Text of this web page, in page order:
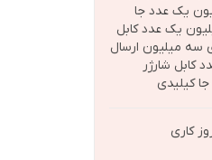
یک عدد جا
یک عدد کابل
سه میلیون ارسال
کابل شارژر
کیلیدی
کاری